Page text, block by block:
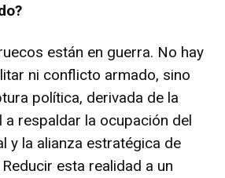
están en guerra. No hay
ni conflicto armado, sino
política, derivada de la
a respaldar la ocupación del
y la alianza estratégica de
Reducir esta realidad a un